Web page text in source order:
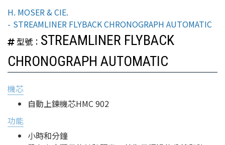
H. MOSER & CIE.
STREAMLINER FLYBACK CHRONOGRAPH AUTOMATIC
型號： STREAMLINER FLYBACK
CHRONOGRAPH AUTOMATIC
機芯
自動上鍊機芯HMC 902
功能
小時和分鐘